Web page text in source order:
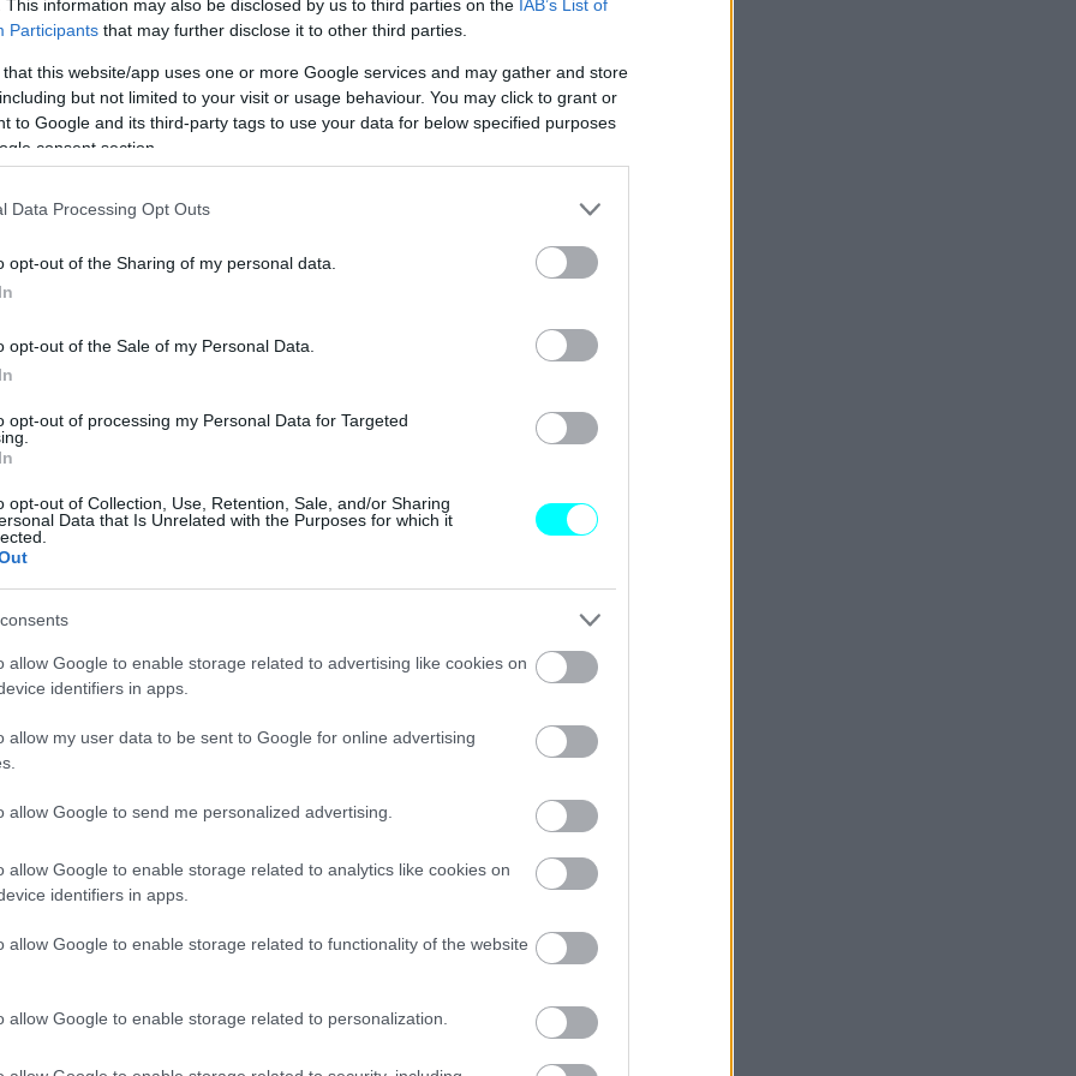
This information may also be disclosed by us to third parties on the IAB’s List of
Participants that may further disclose it to other third parties.
that this website/app uses one or more Google services and may gather and store
but not limited to your visit or usage behaviour. You may click to grant or
to Google and its third-party tags to use your data for below specified purposes
consent section.
Data Processing Opt Outs
opt-out of the Sharing of my personal data.
opt-out of the Sale of my Personal Data.
opt-out of processing my Personal Data for Targeted
opt-out of Collection, Use, Retention, Sale, and/or Sharing
Data that Is Unrelated with the Purposes for which it
allow Google to enable storage related to advertising like cookies on
identifiers in apps.
allow my user data to be sent to Google for online advertising
allow Google to send me personalized advertising.
allow Google to enable storage related to analytics like cookies on
identifiers in apps.
allow Google to enable storage related to functionality of the website
allow Google to enable storage related to personalization.
θα συναντηθούν το
έχουν ολοκληρώσει τη διάνοιξη της Γραμμής 4,
Αλεξάνδρας, Εξάρχεια, Ακαδημία, Κολωνάκι,
Ζωγράφου, Ιλίσια, Γουδή.
της Νέας Γραμμής 4 του Μετρό της Αθήνας,
340.000 επιβάτες ημερησίως, ενώ οι
κατά 53.000 περίπου ημερησίως, η έκλυση
θα μειωθεί κατά 318 tons/ημέρα, καθώς επίσης και
στο Μετρό της Αθήνας;